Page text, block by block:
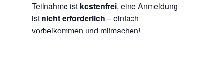
Teilnahme ist kostenfrei, eine Anmeldung
ist nicht erforderlich – einfach
vorbeikommen und mitmachen!